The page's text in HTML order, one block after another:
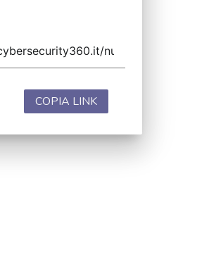
COPIA LINK